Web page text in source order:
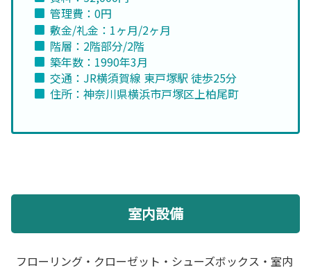
管理費：0円
敷金/礼金：1ヶ月/2ヶ月
階層：2階部分/2階
築年数：1990年3月
交通：JR横須賀線 東戸塚駅 徒歩25分
住所：神奈川県横浜市戸塚区上柏尾町
室内設備
フローリング・クローゼット・シューズボックス・室内